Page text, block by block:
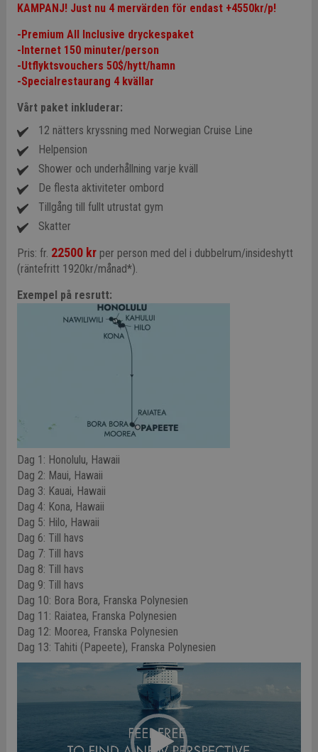
KAMPANJ! Just nu 4 mervärden för endast +4550kr/p!
-Premium All Inclusive dryckespaket
-Internet 150 minuter/person
-Utflyktsvouchers 50$/hytt/hamn
-Specialrestaurang 4 kvällar
Vårt paket inkluderar:
12 nätters kryssning med Norwegian Cruise Line
Helpension
Shower och underhållning varje kväll
De flesta aktiviteter ombord
Tillgång till fullt utrustat gym
Skatter
Pris: fr. 22500 krper person med del i dubbelrum/insideshytt
(räntefritt 1920kr/månad*).
Exempel på resrutt:
Dag 1: Honolulu, Hawaii
Dag 2: Maui, Hawaii
Dag 3: Kauai, Hawaii
Dag 4: Kona, Hawaii
Dag 5: Hilo, Hawaii
Dag 6: Till havs
Dag 7: Till havs
Dag 8: Till havs
Dag 9: Till havs
Dag 10: Bora Bora, Franska Polynesien
Dag 11: Raiatea, Franska Polynesien
Dag 12: Moorea, Franska Polynesien
Dag 13: Tahiti (Papeete), Franska Polynesien